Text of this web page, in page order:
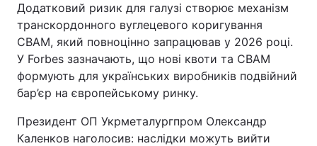
Додатковий ризик для галузі створює механізм
транскордонного вуглецевого коригування
CBAM, який повноцінно запрацював у 2026 році.
У Forbes зазначають, що нові квоти та CBAM
формують для українських виробників подвійний
бар’єр на європейському ринку.
Президент ОП Укрметалургпром Олександр
Каленков наголосив: наслідки можуть вийти